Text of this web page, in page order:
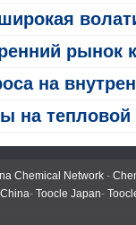
фьючерсов на коксовый
стабильным на этой неделе (27 - 30
колебания в краткосрочной
всего, останутся в высокоуровневой модели
Chemical Network -
- Toocle Japan-